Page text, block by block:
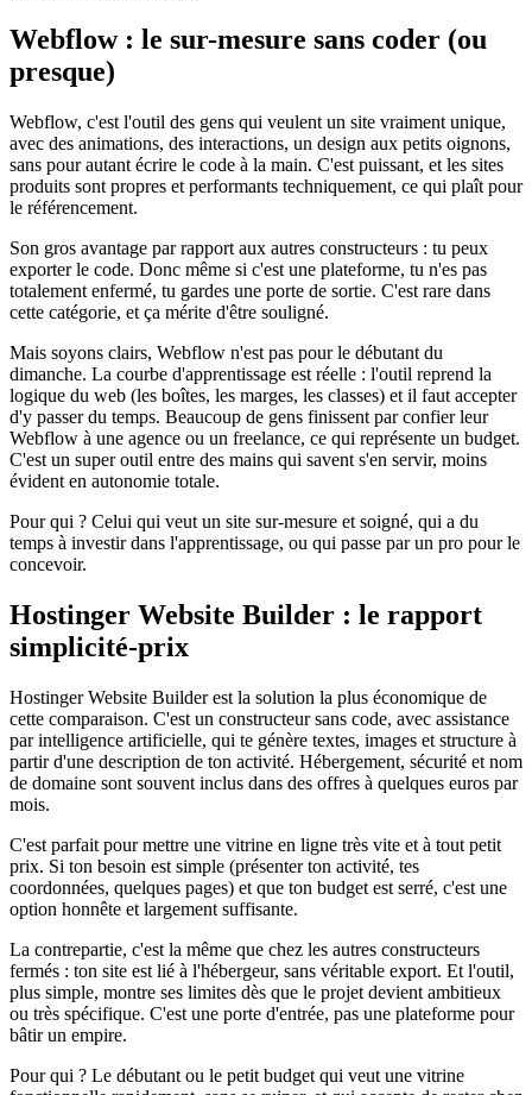
Webflow : le sur-mesure sans coder (ou
presque)
Webflow, c'est l'outil des gens qui veulent un site vraiment unique,
avec des animations, des interactions, un design aux petits oignons,
sans pour autant écrire le code à la main. C'est puissant, et les sites
produits sont propres et performants techniquement, ce qui plaît pour
le référencement.
Son gros avantage par rapport aux autres constructeurs : tu peux
exporter le code. Donc même si c'est une plateforme, tu n'es pas
totalement enfermé, tu gardes une porte de sortie. C'est rare dans
cette catégorie, et ça mérite d'être souligné.
Mais soyons clairs, Webflow n'est pas pour le débutant du
dimanche. La courbe d'apprentissage est réelle : l'outil reprend la
logique du web (les boîtes, les marges, les classes) et il faut accepter
d'y passer du temps. Beaucoup de gens finissent par confier leur
Webflow à une agence ou un freelance, ce qui représente un budget.
C'est un super outil entre des mains qui savent s'en servir, moins
évident en autonomie totale.
Pour qui ? Celui qui veut un site sur-mesure et soigné, qui a du
temps à investir dans l'apprentissage, ou qui passe par un pro pour le
concevoir.
Hostinger Website Builder : le rapport
simplicité-prix
Hostinger Website Builder est la solution la plus économique de
cette comparaison. C'est un constructeur sans code, avec assistance
par intelligence artificielle, qui te génère textes, images et structure à
partir d'une description de ton activité. Hébergement, sécurité et nom
de domaine sont souvent inclus dans des offres à quelques euros par
mois.
C'est parfait pour mettre une vitrine en ligne très vite et à tout petit
prix. Si ton besoin est simple (présenter ton activité, tes
coordonnées, quelques pages) et que ton budget est serré, c'est une
option honnête et largement suffisante.
La contrepartie, c'est la même que chez les autres constructeurs
fermés : ton site est lié à l'hébergeur, sans véritable export. Et l'outil,
plus simple, montre ses limites dès que le projet devient ambitieux
ou très spécifique. C'est une porte d'entrée, pas une plateforme pour
bâtir un empire.
Pour qui ? Le débutant ou le petit budget qui veut une vitrine